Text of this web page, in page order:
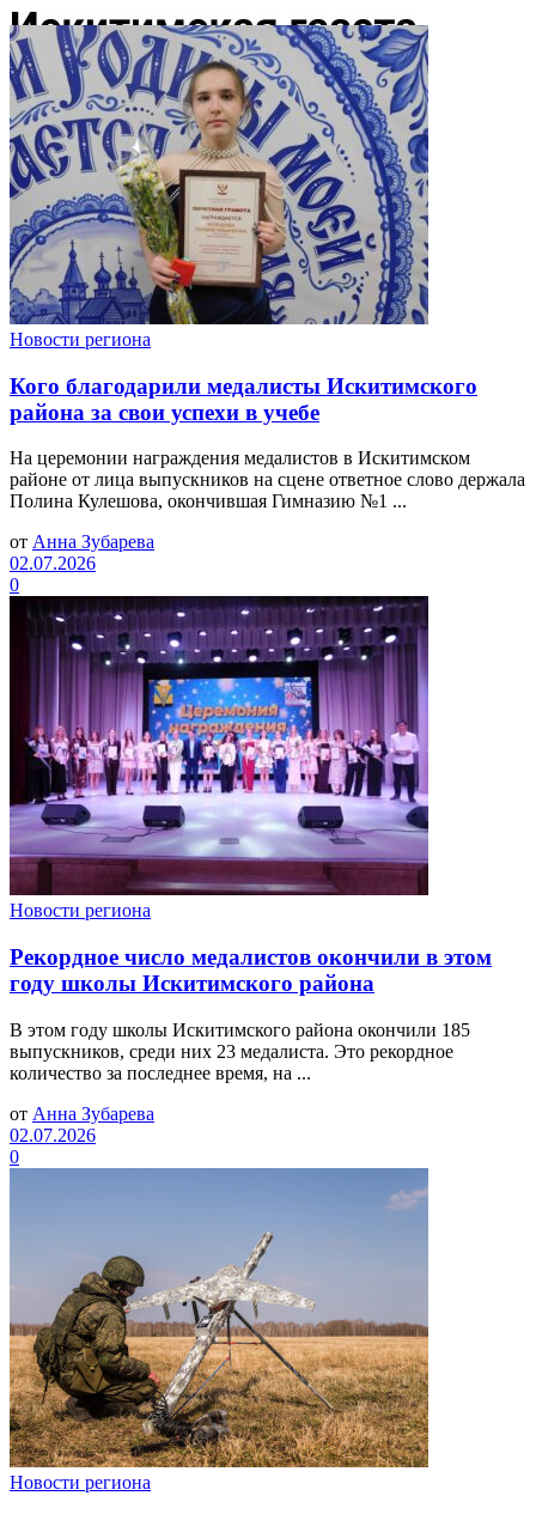
Новости региона
Кого благодарили медалисты Искитимского
района за свои успехи в учебе
На церемонии награждения медалистов в Искитимском
районе от лица выпускников на сцене ответное слово держала
Полина Кулешова, окончившая Гимназию №1 ...
от Анна Зубарева
02.07.2026
0
Новости региона
Рекордное число медалистов окончили в этом
году школы Искитимского района
В этом году школы Искитимского района окончили 185
выпускников, среди них 23 медалиста. Это рекордное
количество за последнее время, на ...
от Анна Зубарева
02.07.2026
0
Новости региона